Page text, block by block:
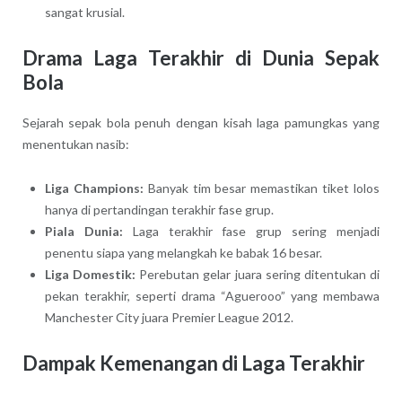
sangat krusial.
Drama Laga Terakhir di Dunia Sepak
Bola
Sejarah sepak bola penuh dengan kisah laga pamungkas yang
menentukan nasib:
Liga Champions: Banyak tim besar memastikan tiket lolos
hanya di pertandingan terakhir fase grup.
Piala Dunia: Laga terakhir fase grup sering menjadi
penentu siapa yang melangkah ke babak 16 besar.
Liga Domestik: Perebutan gelar juara sering ditentukan di
pekan terakhir, seperti drama “Aguerooo” yang membawa
Manchester City juara Premier League 2012.
Dampak Kemenangan di Laga Terakhir